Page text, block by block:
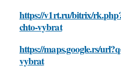
https://v1rt.ru/bitrix/
chto-vybrat
https://maps.google.rs/
vybrat